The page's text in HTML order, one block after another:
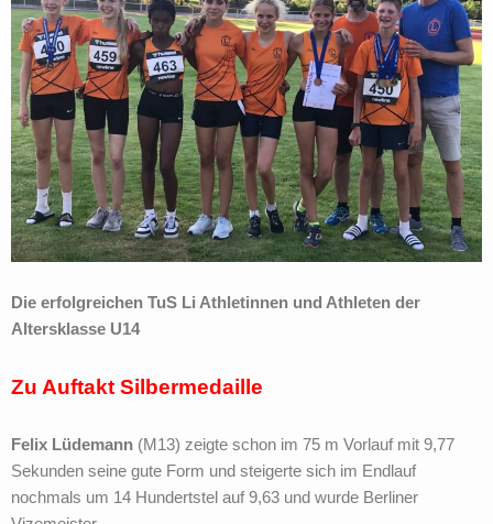
Die erfolgreichen TuS Li Athletinnen und Athleten der
Altersklasse U14
Zu Auftakt Silbermedaille
Felix Lüdemann (M13) zeigte schon im 75 m Vorlauf mit 9,77
Sekunden seine gute Form und steigerte sich im Endlauf
nochmals um 14 Hundertstel auf 9,63 und wurde Berliner